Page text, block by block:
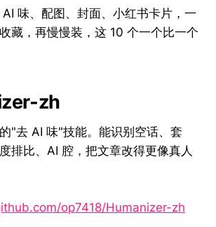
味、配图、封面、小红书卡片，一
藏，再慢慢装，这 10 个一个比一个
zh
"去 AI 味"技能。能识别空话、套
排比、AI 腔，把文章改得更像真人
op7418/Humanizer-zh